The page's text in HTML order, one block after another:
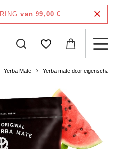
van 99,00 €
Yerba Mate Yerba mate door